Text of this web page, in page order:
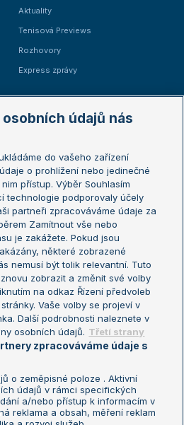
Aktuality
Tenisová Previews
Rozhovory
Express zprávy
Australian Open
French Open
Wimbledon
US Open
Turnaj mistrů
Turnaj mistryň
Nastavení soukromí
Reklama
údajů nás
do vašeho zařízení
o prohlížení nebo jedinečné
přístup. Výběr Souhlasím
technologie podporovaly účely
partneři zpracováváme údaje za
Zamítnout vše nebo
je zakážete. Pokud jsou
některé zobrazené
nemusí být tolik relevantní. Tuto
zobrazit a změnit své volby
na odkaz Řízení předvoleb
Vaše volby se projeví v
Další podrobnosti naleznete v
osobních údajů. Třetí strany
zpracováváme údaje s
o zeměpisné poloze . Aktivní
údajů v rámci specifických
a/nebo přístup k informacím v
reklama a obsah, měření reklam